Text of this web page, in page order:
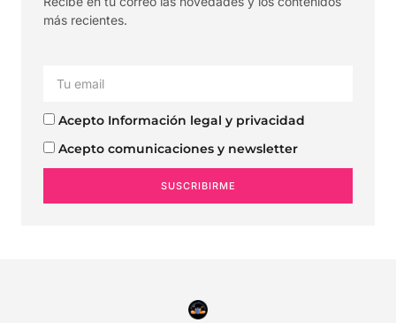
más recientes.
Acepto Información legal y privacidad
Acepto comunicaciones y newsletter
SUSCRIBIRME